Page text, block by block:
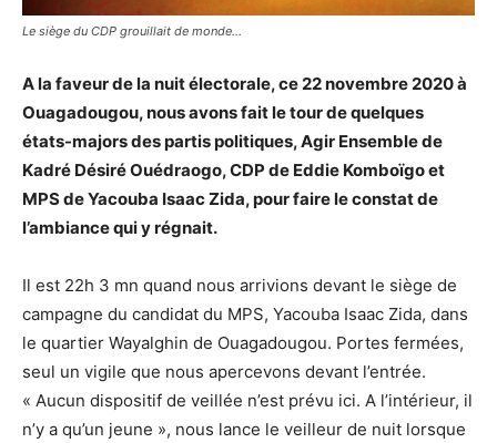
Le siège du CDP grouillait de monde…
A la faveur de la nuit électorale, ce 22 novembre 2020 à
Ouagadougou, nous avons fait le tour de quelques
états-majors des partis politiques, Agir Ensemble de
Kadré Désiré Ouédraogo, CDP de Eddie Komboïgo et
MPS de Yacouba Isaac Zida, pour faire le constat de
l’ambiance qui y régnait.
Il est 22h 3 mn quand nous arrivions devant le siège de
campagne du candidat du MPS, Yacouba Isaac Zida, dans
le quartier Wayalghin de Ouagadougou. Portes fermées,
seul un vigile que nous apercevons devant l’entrée.
« Aucun dispositif de veillée n’est prévu ici. A l’intérieur, il
n’y a qu’un jeune », nous lance le veilleur de nuit lorsque